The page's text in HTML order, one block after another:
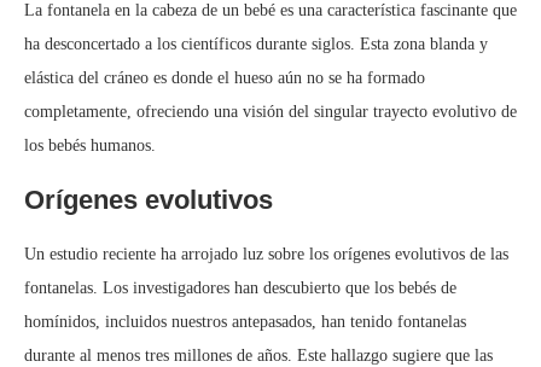
La fontanela en la cabeza de un bebé es una característica fascinante que
ha desconcertado a los científicos durante siglos. Esta zona blanda y
elástica del cráneo es donde el hueso aún no se ha formado
completamente, ofreciendo una visión del singular trayecto evolutivo de
los bebés humanos.
Orígenes evolutivos
Un estudio reciente ha arrojado luz sobre los orígenes evolutivos de las
fontanelas. Los investigadores han descubierto que los bebés de
homínidos, incluidos nuestros antepasados, han tenido fontanelas
durante al menos tres millones de años. Este hallazgo sugiere que las